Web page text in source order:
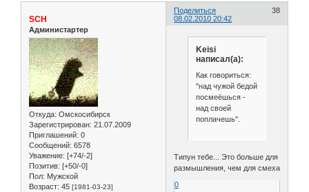
Поделиться
38
08.02.2010 20:42
SCH
Администартер
Откуда: Омскосибирск
Зарегистрирован: 21.07.2009
Приглашений: 0
Сообщений: 6578
Уважение: [+74/-2]
Позитив: [+50/-0]
Пол: Мужской
Возраст: 45 [1981-03-23]
Keisi
написал(а):
Как говориться:
"над чужой бедой
посмеёшься -
над своей
поплачешь".
Типун тебе... Это больше для
размышления, чем для смеха
0